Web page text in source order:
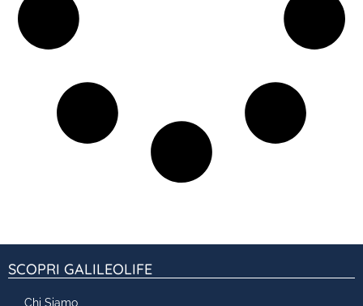
SCOPRI GALILEOLIFE
Chi Siamo